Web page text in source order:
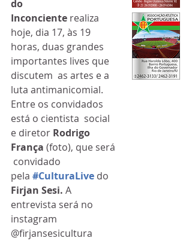
do
Inconciente realiza
hoje, dia 17, às 19
horas, duas grandes
importantes lives que
discutem  as artes e a
luta antimanicomial.
Entre os convidados
está o cientista  social
e diretor Rodrigo
França (foto), que será
convidado
pela #CulturaLive do
Firjan Sesi. A
entrevista será no
instagram
@firjansesicultura